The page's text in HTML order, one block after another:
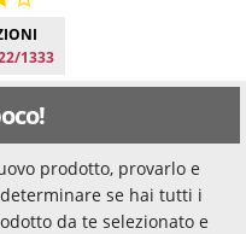
1333
prodotto, provarlo e
se hai tutti i
da te selezionato e